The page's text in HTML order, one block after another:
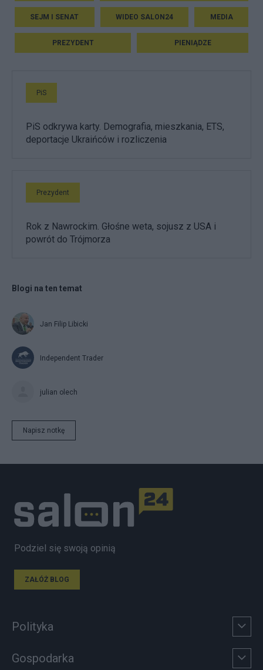
SEJM I SENAT WIDEO SALON24 MEDIA
PREZYDENT PIENIĄDZE
PiS
PiS odkrywa karty. Demografia, mieszkania, ETS,
deportacje Ukraińców i rozliczenia
Prezydent
Rok z Nawrockim. Głośne weta, sojusz z USA i
powrót do Trójmorza
Blogi na ten temat
Jan Filip Libicki
Independent Trader
julian olech
Napisz notkę
Podziel się swoją opinią
ZAŁÓŻ BLOG
Polityka
Gospodarka